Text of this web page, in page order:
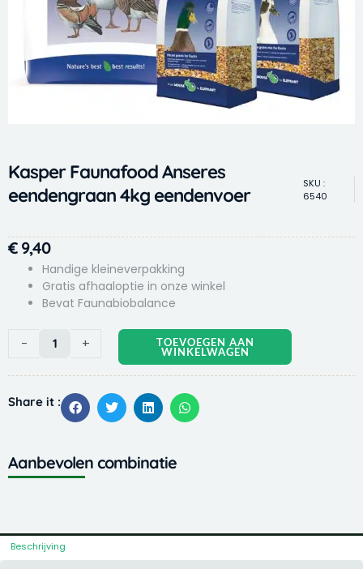
Kasper Faunafood Anseres
eendengraan 4kg eendenvoer
SKU :
6540
€9,40
Handige kleineverpakking
Gratis afhaaloptie in onze winkel
Bevat Faunabiobalance
-
Anseres
eendengraan
4kg
eendenvoer
+ TOEVOEGEN AAN
WINKELWAGEN
Share it :
Aanbevolen combinatie
Beschrijving